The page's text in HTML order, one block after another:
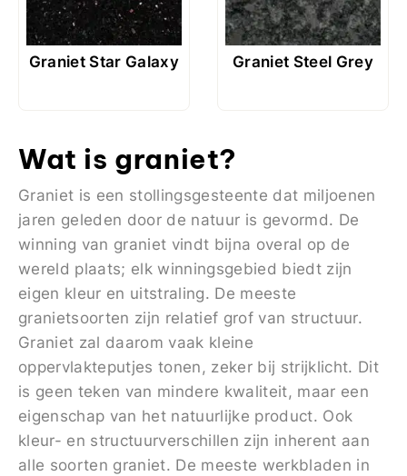
Graniet Star Galaxy Graniet Steel Grey
Wat is graniet?
Graniet is een stollingsgesteente dat miljoenen
jaren geleden door de natuur is gevormd. De
winning van graniet vindt bijna overal op de
wereld plaats; elk winningsgebied biedt zijn
eigen kleur en uitstraling. De meeste
granietsoorten zijn relatief grof van structuur.
Graniet zal daarom vaak kleine
oppervlakteputjes tonen, zeker bij strijklicht. Dit
is geen teken van mindere kwaliteit, maar een
eigenschap van het natuurlijke product. Ook
kleur- en structuurverschillen zijn inherent aan
alle soorten graniet. De meeste werkbladen in